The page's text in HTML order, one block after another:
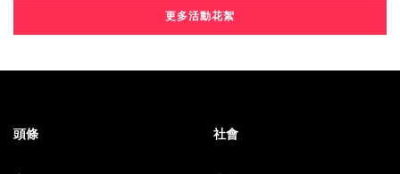
更多活動花絮
頭條 社會